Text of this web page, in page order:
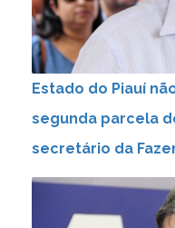
Estado do Piauí
segunda parcela
secretário da